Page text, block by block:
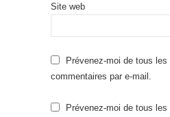
Site web
Prévenez-moi de tous les
commentaires par e-mail.
Prévenez-moi de tous